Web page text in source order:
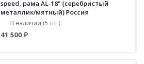
speed, рама AL-18" (серебристый
металлик/мятный) Россия
В наличии (5 шт.)
41 500 ₽